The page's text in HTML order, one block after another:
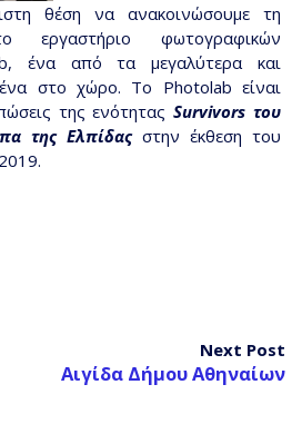
θέση να ανακοινώσουμε τη
εργαστήριο φωτογραφικών
ένα από τα μεγαλύτερα και
στο χώρο. Το Photolab είναι
της ενότηταςSurvivors του
της Ελπίδαςστην έκθεση του
Next Post
Αιγίδα Δήμου Αθηναίων